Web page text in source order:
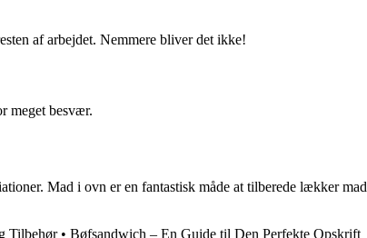
af arbejdet. Nemmere bliver det ikke!
meget besvær.
Mad i ovn er en fantastisk måde at tilberede lækker mad
Tilbehør• Bøfsandwich – En Guide til Den Perfekte Opskrift